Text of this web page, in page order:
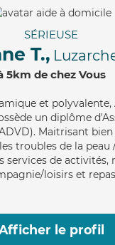
SÉRIEUSE
T.,
5km de chez Vous
et polyvalente,
un diplôme
Maitrisant
troubles de la peau
services de activités,
loisirs et
le profil